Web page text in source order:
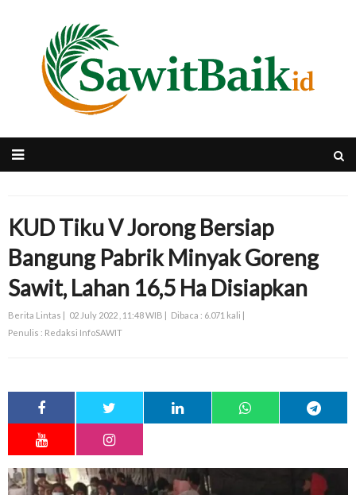
KUD Tiku V Jorong Bersiap
Bangung Pabrik Minyak Goreng
Sawit, Lahan 16,5 Ha Disiapkan
Berita Lintas | 02 July 2022 , 11:48 WIB | Dibaca : 6.071 kali |
Penulis : Redaksi InfoSAWIT